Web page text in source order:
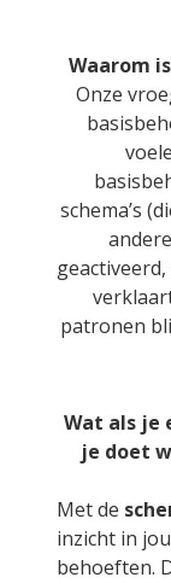
Waarom
Onze
schema’s
patronen
Wat als je
je doet
Met de
inzicht in
behoeften.